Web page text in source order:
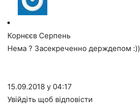
Корнєєв Серпень
Нема ? Засекреченно держдепом :))
15.09.2018 у 04:17
Увійдіть щоб відповісти